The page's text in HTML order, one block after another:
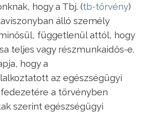
hogy a Tbj. (tb-törvény)
álló személy
függetlenül attól, hogy
teljes vagy részmunkaidős-e.
hogy a
az egészségügyi
a törvényben
szerint egészségügyi